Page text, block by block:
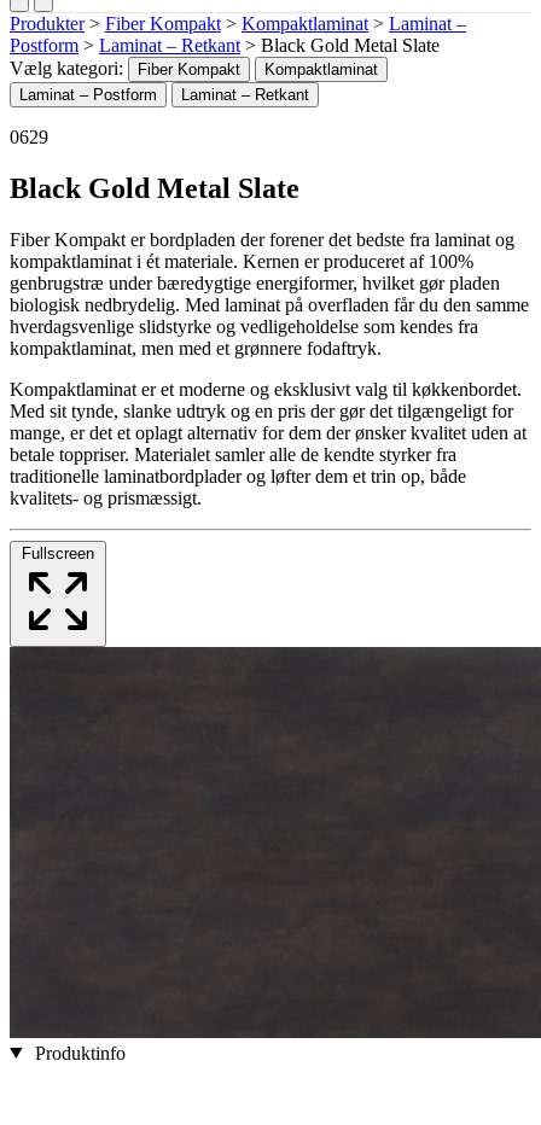
Produkter > Fiber Kompakt > Kompaktlaminat > Laminat –
Postform > Laminat – Retkant > Black Gold Metal Slate
Vælg kategori:
Fiber Kompakt
Kompaktlaminat
Laminat – Postform
Laminat – Retkant
0629
Black Gold Metal Slate
Fiber Kompakt er bordpladen der forener det bedste fra laminat og
kompaktlaminat i ét materiale. Kernen er produceret af 100%
genbrugstræ under bæredygtige energiformer, hvilket gør pladen
biologisk nedbrydelig. Med laminat på overfladen får du den samme
hverdagsvenlige slidstyrke og vedligeholdelse som kendes fra
kompaktlaminat, men med et grønnere fodaftryk.
Kompaktlaminat er et moderne og eksklusivt valg til køkkenbordet.
Med sit tynde, slanke udtryk og en pris der gør det tilgængeligt for
mange, er det et oplagt alternativ for dem der ønsker kvalitet uden at
betale toppriser. Materialet samler alle de kendte styrker fra
traditionelle laminatbordplader og løfter dem et trin op, både
kvalitets- og prismæssigt.
Fullscreen
Produktinfo